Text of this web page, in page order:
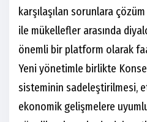
karşılaşılan sorunlara
ile mükellefler arasında
önemli bir platform olarak
Yeni yönetimle birlikte
sisteminin sadeleştirilmesi,
ekonomik gelişmelere